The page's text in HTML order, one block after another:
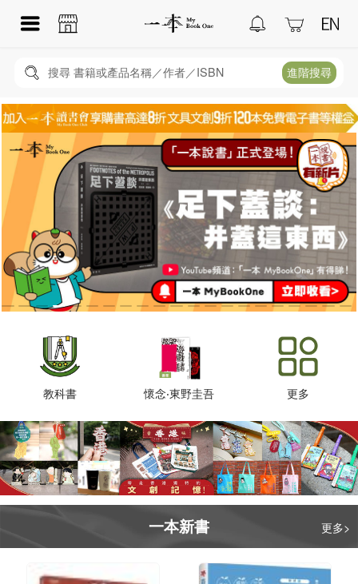
搜尋 書籍或產品名稱／作者／ISBN 進階搜尋
教科書 懷念‧東野圭吾 更多
一本新書 更多>